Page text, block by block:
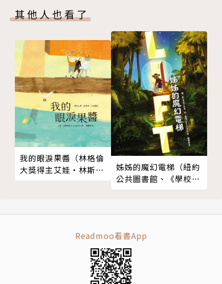
滿笑聲、衝突與感動。
2-罕病孩子的正向視角：以明亮筆觸描繪肌肉萎縮症的
孩子與朋友們共同生活與成長。
3-日本鄉村的風物與文化：造濃厚的日本夏日風景，搭
配貫穿全書的落語段子〈壽限無〉，成為友情的象徵，
也象徵著「活下去」的堅持。
4-友情對抗無常的永恆象徵：在有限生命中寫下無限牽
絆，友情如〈壽限無〉般綿延不絕。
這個暑假，有鳳梨西打的氣泡、摔車翻倒的笑聲，
還有比汗水更黏稠的情誼——那是我們一輩子的友情！
◎試讀年齡：有注音，9-12歲（國小中高年級），全
其他人也看了
我的眼淚果醬（林格倫
大獎得主艾娃‧林斯特
姊姊的魔幻電梯（紐約
公共圖書館、《學校圖
Readmoo看書App